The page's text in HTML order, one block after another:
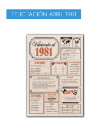
FELICITACIÓN ABRIL 1981